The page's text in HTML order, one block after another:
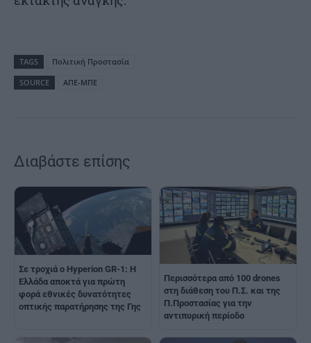
TAGS
Πολιτική Προστασία
SOURCE
ΑΠΕ-ΜΠΕ
Διαβάστε επίσης
Σε τροχιά ο Hyperion GR-1: Η
Ελλάδα αποκτά για πρώτη
φορά εθνικές δυνατότητες
οπτικής παρατήρησης της Γης
Περισσότερα από 100 drones
στη διάθεση του Π.Σ. και της
Π.Προστασίας για την
αντιπυρική περίοδο